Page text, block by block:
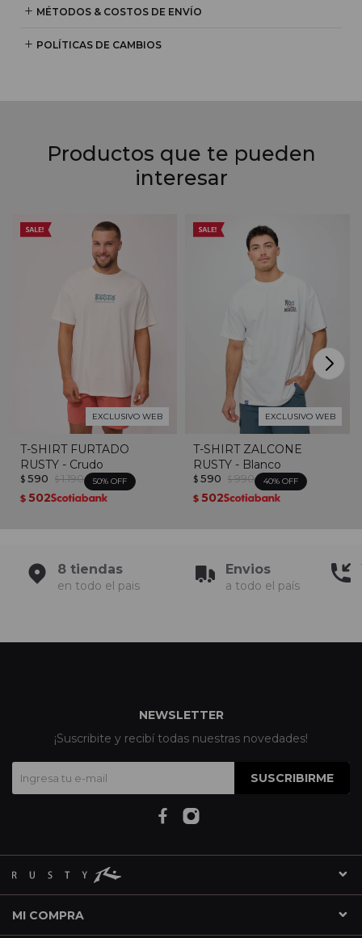
MÉTODOS & COSTOS DE ENVÍO
POLÍTICAS DE CAMBIOS
Productos que te pueden
interesar
EXCLUSIVO WEB
T-SHIRT FURTADO
RUSTY - Crudo
$ 590 $ 1.190 50
$ 502
EXCLUSIVO WEB
T-SHIRT ZALCONE
RUSTY - Blanco
$ 590 $ 990 40
$ 502
8 tiendas
en todo el pais
Envios
a todo el país
MI COMPRA
NEWSLETTER
¡Suscribite y recibí todas nuestras novedades!
SUSCRIBIRME